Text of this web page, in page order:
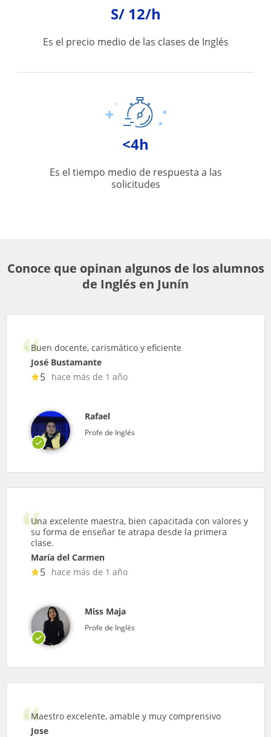
S/ 12/h
Es el precio medio de las clases de Inglés
<4h
Es el tiempo medio de respuesta a las
solicitudes
Conoce que opinan algunos de los alumnos
de Inglés en Junín
Buen docente, carismático y eficiente
José Bustamante
5 hace más de 1 año
Rafael
Profe de Inglés
Una excelente maestra, bien capacitada con valores y
su forma de enseñar te atrapa desde la primera
clase.
María del Carmen
5 hace más de 1 año
Miss Maja
Profe de Inglés
Maestro excelente, amable y muy comprensivo
Jose